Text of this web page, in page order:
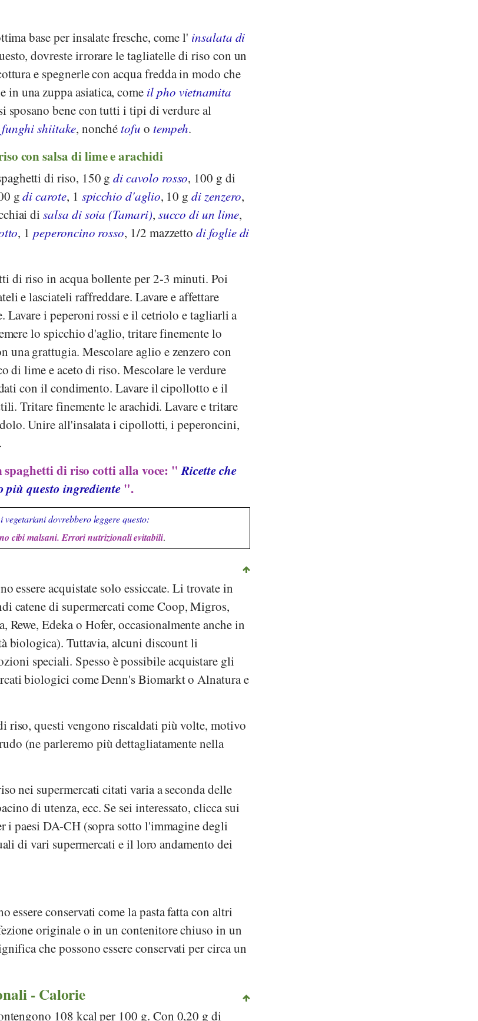
base per insalate fresche, come l' insalata di
dovreste irrorare le tagliatelle di riso con un
e spegnerle con acqua fredda in modo che
in una zuppa asiatica, come il pho vietnamita
sposano bene con tutti i tipi di verdure al
funghi shiitake, nonchétofu o tempeh.
con salsa di lime e arachidi
di riso, 150 gdi cavolo rosso, 100 g di
gdi carote, 1 spicchio d'aglio, 10 gdi zenzero,
disalsa di soia (Tamari), succo di un lime,
, 1peperoncino rosso, 1/2 mazzettodi foglie di
di riso in acqua bollente per 2-3 minuti. Poi
e lasciateli raffreddare. Lavare e affettare
Lavare i peperoni rossi e il cetriolo e tagliarli a
lo spicchio d'aglio, tritare finemente lo
una grattugia. Mescolare aglio e zenzero con
di lime e aceto di riso. Mescolare le verdure
con il condimento. Lavare il cipollotto e il
Tritare finemente le arachidi. Lavare e tritare
Unire all'insalata i cipollotti, i peperoncini,
spaghetti di riso cotti alla voce: "Ricette che
più questo ingrediente ".
vegetariani dovrebbero leggere questo:
cibi malsani. Errori nutrizionali evitabili.
essere acquistate solo essiccate. Li trovate in
catene di supermercati comeCoop,Migros,
, Rewe,Edekao Hofer, occasionalmente anche in
biologica). Tuttavia, alcuni discount li
speciali. Spesso è possibile acquistare gli
biologici comeDenn's Biomarkto Alnaturae
riso, questi vengono riscaldati più volte, motivo
(ne parleremo più dettagliatamente nella
nei supermercati citati varia a seconda delle
di utenza, ecc. Se sei interessato, clicca sui
i paesi DA-CH (sopra sotto l'immagine degli
di vari supermercati e il loro andamento dei
essere conservati come la pasta fatta con altri
originale o in un contenitore chiuso in un
che possono essere conservati per circa un
- Calorie
108 kcal per 100 g. Con 0,20 g di